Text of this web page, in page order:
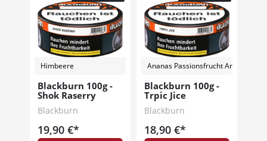
Himbeere
Blackburn 100g -
Shok Raserry
Blackburn
19,90 €*
Ananas Passionsfrucht Aroma
Blackburn 100g -
Trpic Jice
Blackburn
18,90 €*